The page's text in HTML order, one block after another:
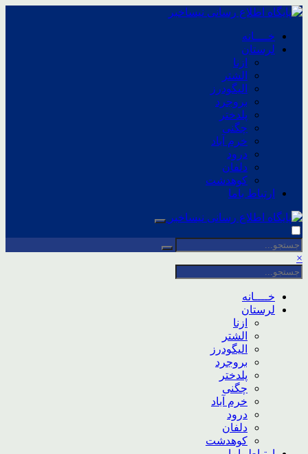
خــــانه
لرستان
ازنا
الشتر
الیگودرز
بروجرد
پلدختر
چگنی
خرم آباد
درود
دلفان
کوهدشت
ارتباط باما
×
خــــانه
لرستان
ازنا
الشتر
الیگودرز
بروجرد
پلدختر
چگنی
خرم آباد
درود
دلفان
کوهدشت